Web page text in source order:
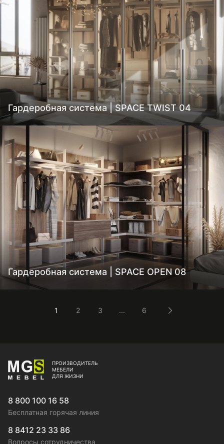
Гардеробная система | SPACE TWIST 04
Гардеробная система | SPACE OPEN 08
1 2 3 ... 6
ПРОИЗВОДИТЕЛЬ
МЕБЕЛИ
ДЛЯ ЖИЗНИ
8 800 100 16 58
Бесплатная горячая линия
8 8412 23 33 86
Вопросы сотрудничества